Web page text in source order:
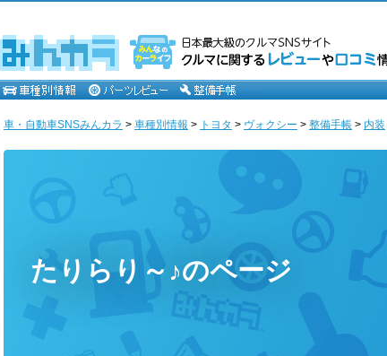
車・自動車SNSみんカラ > 車種別情報 > トヨタ > ヴォクシー > 整備手帳 > 内装
たりらり～♪のページ